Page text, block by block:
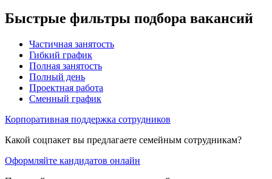
Быстрые фильтры подбора вакансий
Частичная занятость
Гибкий график
Полная занятость
Полный день
Проектная работа
Сменный график
Корпоративная поддержка сотрудников
Какой соцпакет вы предлагаете семейным сотрудникам?
Оформляйте кандидатов онлайн